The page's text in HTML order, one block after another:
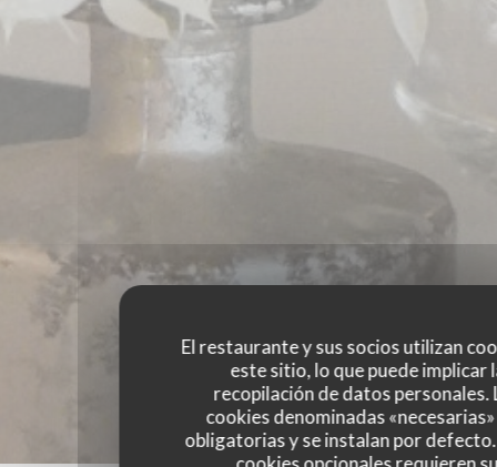
El restaurante y sus socios utilizan
este sitio, lo que puede implicar
recopilación de datos personales.
cookies denominadas
obligatorias y se instalan por